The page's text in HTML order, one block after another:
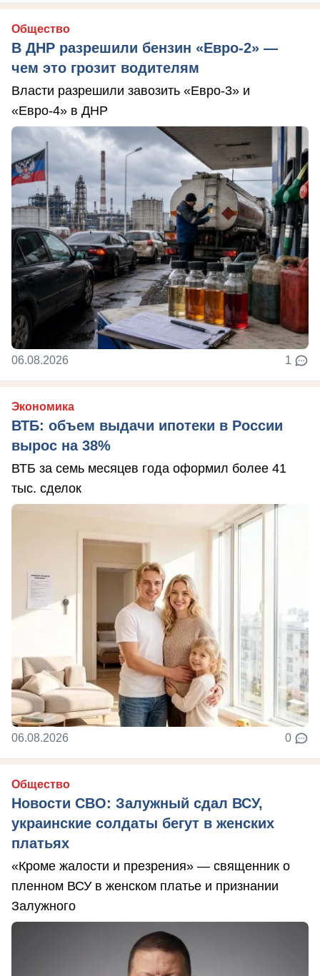
Общество
В ДНР разрешили бензин «Евро-2» —
чем это грозит водителям
Власти разрешили завозить «Евро-3» и
«Евро-4» в ДНР
06.08.2026 1
Экономика
ВТБ: объем выдачи ипотеки в России
вырос на 38%
ВТБ за семь месяцев года оформил более 41
тыс. сделок
06.08.2026 0
Общество
Новости СВО: Залужный сдал ВСУ,
украинские солдаты бегут в женских
платьях
«Кроме жалости и презрения» — священник о
пленном ВСУ в женском платье и признании
Залужного